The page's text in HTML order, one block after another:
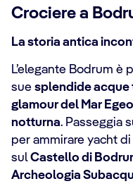
Crociere a
La storia antica
L’elegante Bodrum è
sue splendide acque
glamour del Mar Egeo
notturna. Passeggia
per ammirare yacht
sulCastello di
Archeologia